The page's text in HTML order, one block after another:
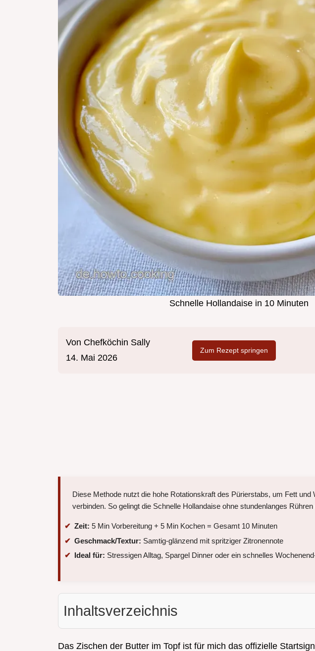
Schnelle Hollandaise in 10 Minuten
Von Chefköchin Sally
14. Mai 2026
Zum Rezept springen
Diese Methode nutzt die hohe Rotationskraft des Pürierstabs, um Fett und
verbinden. So gelingt die Schnelle Hollandaise ohne stundenlanges
Zeit: 5 Min Vorbereitung + 5 Min Kochen = Gesamt 10 Minuten
Geschmack/Textur: Samtig-glänzend mit spritziger Zitronennote
Ideal für: Stressigen Alltag, Spargel Dinner oder ein schnelles
Inhaltsverzeichnis
Das Zischen der Butter im Topf ist für mich das offizielle